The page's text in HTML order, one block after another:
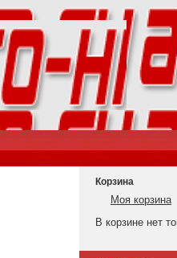
Корзина
Моя корзина
В корзине нет